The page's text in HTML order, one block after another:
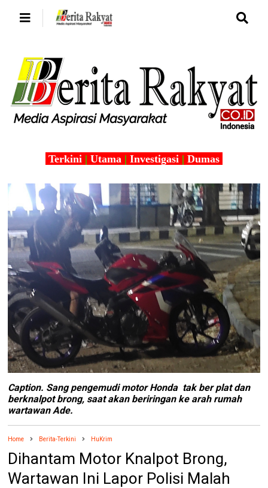
Terkini | Utama | Investigasi | Dumas
Caption. Sang pengemudi motor Honda tak ber plat dan
berknalpot brong, saat akan beriringan ke arah rumah
wartawan Ade.
Home Berita-Terkini HuKrim
Dihantam Motor Knalpot Brong,
Wartawan Ini Lapor Polisi Malah